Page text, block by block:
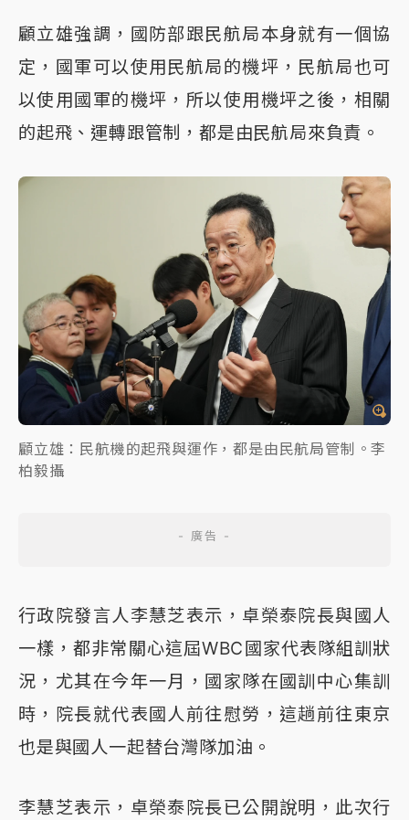
顧立雄強調，國防部跟民航局本身就有一個協
定，國軍可以使用民航局的機坪，民航局也可
以使用國軍的機坪，所以使用機坪之後，相關
的起飛、運轉跟管制，都是由民航局來負責。
顧立雄：民航機的起飛與運作，都是由民航局管制。李
柏毅攝
行政院發言人李慧芝表示，卓榮泰院長與國人
一樣，都非常關心這屆WBC國家代表隊組訓狀
況，尤其在今年一月，國家隊在國訓中心集訓
時，院長就代表國人前往慰勞，這趟前往東京
也是與國人一起替台灣隊加油。
李慧芝表示，卓榮泰院長已公開說明，此次行